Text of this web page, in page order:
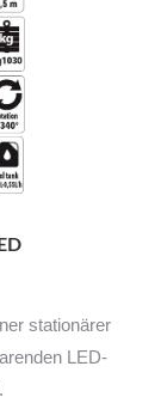
stationärer
LED-